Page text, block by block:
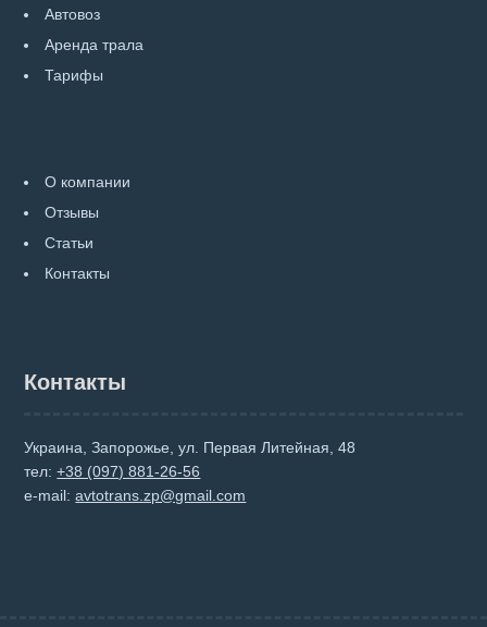
Автовоз
Аренда трала
Тарифы
О компании
Отзывы
Статьи
Контакты
Контакты
Украина, Запорожье, ул. Первая Литейная, 48
тел:+38 (097) 881-26-56
e-mail:avtotrans.zp@gmail.com